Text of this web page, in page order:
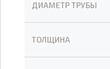
ДИАМЕТР ТРУБЫ
ТОЛЩИНА